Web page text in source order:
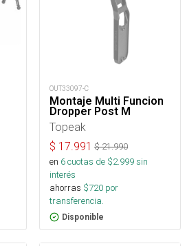
OUT33097-C
Montaje Multi Funcion
Dropper Post M
Topeak
$ 17.991 $21.990
en 6cuotas de $2.999sin
interés
ahorras $720 por
transferencia.
Disponible